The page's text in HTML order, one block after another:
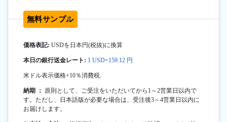
無料サンプル
価格表記: USDを日本円(税抜)に換算
本日の銀行送金レート: 1 USD=159.12 円
米ドル表示価格+10％消費税.
納期 ： 原則として、ご受注をいただいてから1～2営業日以内で
す。ただし、日本語版が必要な場合は、受注後3～4営業日以内に
お届けします。